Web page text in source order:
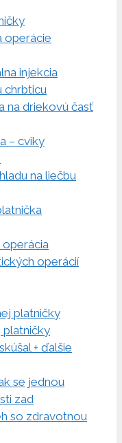
operácie
injekcia
chrbticu
na driekovú časť
– cviky
na liečbu
operácia
operácií
platničky
platničky
+ ďalšie
se jednou
zad
so zdravotnou